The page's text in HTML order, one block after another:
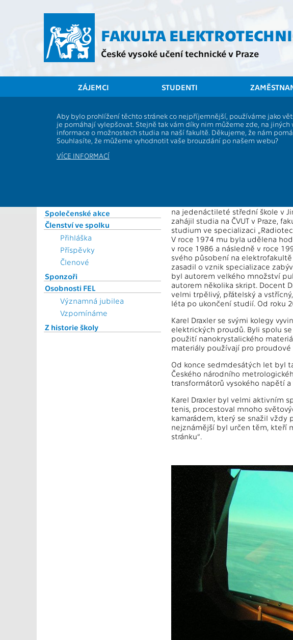
FAKULTA
České vysoké učení technické v Praze
ZÁJEMCI STUDENTI
Aby bylo prohlížení těchto stránek co nejpříjemnější, používáme jako
je pomáhají vylepšovat. Stejně tak vám díky nim můžeme zde, na
informace o možnostech studia na naší fakultě. Děkujeme, že nám
Souhlasíte, že můžeme vyhodnotit vaše brouzdání po našem webu?
VÍCE INFORMACÍ
Spolek Elektra
O spolku
Předsednictvo
Dozorčí rada
Valná hromada
Společenské akce
Členství ve spolku
Přihláška
Příspěvky
Členové
Sponzoři
Osobnosti FEL
Významná jubilea
Vzpomínáme
Z historie školy
Vzpomínáme
na jedenáctileté střední škole v
zahájil studia na ČVUT v Praze,
studium ve specializaci
V roce 1974 mu byla udělena
v roce 1986 a následně v roce
svého působení na
zasadil o vznik specializace
byl autorem velkého množství
autorem několika skript. Docent
velmi trpělivý, přátelský a
léta po ukončení studií. Od roku
Karel Draxler se svými kolegy
elektrických proudů. Byli spolu
použití nanokrystalického
materiály používají pro proudové
Od konce sedmdesátých let byl
Českého národního
transformátorů vysokého napětí
Karel Draxler byl velmi aktivním
tenis, procestoval mnoho
kamarádem, který se snažil vždy
nejznámější byl určen těm, kteří
stránku“.